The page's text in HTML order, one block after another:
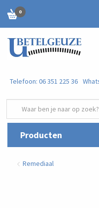
0
Telefoon: 06 351 225 36
Producten
Remediaal